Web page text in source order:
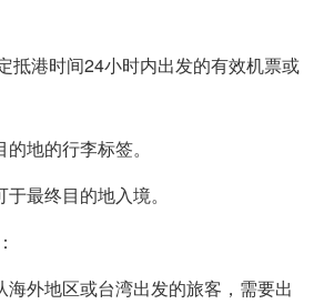
抵港时间24小时内出发的有效机票或
地的行李标签。
最终目的地入境。
海外地区或台湾出发的旅客，需要出